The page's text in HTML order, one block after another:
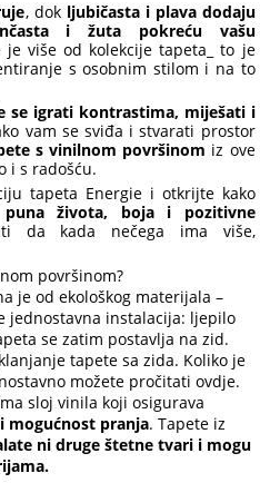
, dok ljubičasta i plava dodaju
i žuta pokreću vašu
je više od kolekcije tapeta_ to je
s osobnim stilom i na to
se igrati kontrastima, miješati i
vam se sviđa i stvarati prostor
s vinilnom površinom iz ove
i s radošću.
tapeta Energie i otkrijte kako
života, boja i pozitivne
da kada nečega ima više,
površinom?
je od ekološkog materijala –
jednostavna instalacija: ljepilo
se zatim postavlja na zid.
tapete sa zida. Koliko je
možete pročitati ovdje.
sloj vinila koji osigurava
mogućnost pranja. Tapete iz
ni druge štetne tvari i mogu